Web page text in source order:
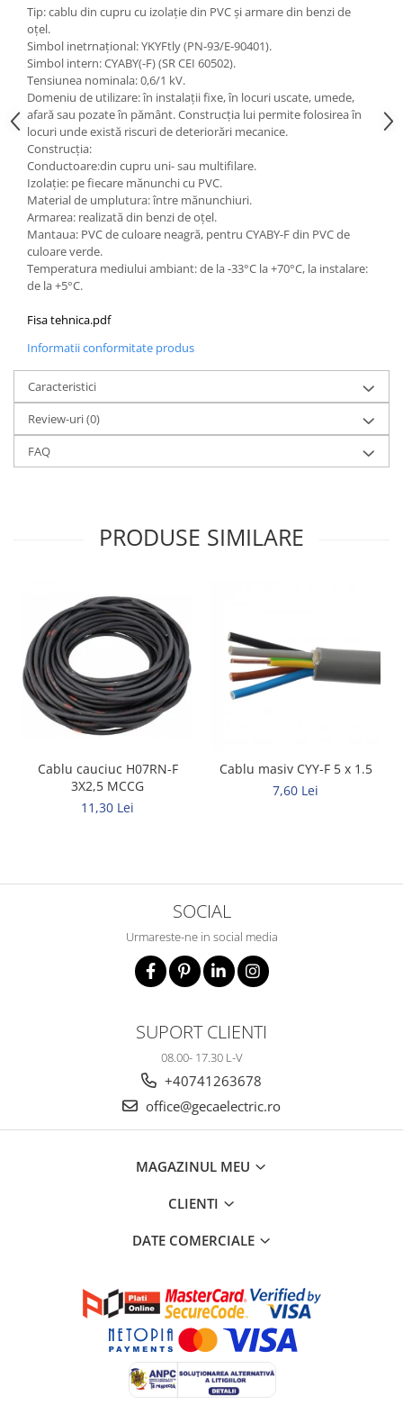
Cuple
Multiprize
PRIZE SI FISE INDUSTRIALE
Conector
Prize
Stechere ( fise )
AUTOMATIZARI, PROTECTII SI COMANDA
Contactori
Elemente de comanda si semnalizare
Relee
Separatoare de sarcina
MPR
Sigurante automate
Corpuri iluminat exterior
Surse de iluminat
Tablou organizare santier
Metalice
Policarbonat
MATERIALE ELECTRICE DIVERSE
Diverse
Senzori
Ventilatoare
Tip: cablu din cupru cu izolaţie din PVC şi armare din benzi de
oţel.
Simbol inetrnaţional: YKYFtly (PN-93/E-90401).
Simbol intern: CYABY(-F) (SR CEI 60502).
Tensiunea nominala: 0,6/1 kV.
Domeniu de utilizare: în instalaţii fixe, în locuri uscate, umede,
afară sau pozate în pământ. Construcţia lui permite folosirea în
locuri unde există riscuri de deteriorări mecanice.
Construcţia:
Conductoare:din cupru uni- sau multifilare.
Izolaţie: pe fiecare mănunchi cu PVC.
Material de umplutura: între mănunchiuri.
Armarea: realizată din benzi de oţel.
Mantaua: PVC de culoare neagră, pentru CYABY-F din PVC de
culoare verde.
Temperatura mediului ambiant: de la -33°C la +70°C, la instalare:
de la +5°C.
Fisa tehnica.pdf
Informatii conformitate produs
Caracteristici
Review-uri(0)
FAQ
PRODUSE SIMILARE
Cablu cauciuc H07RN-F
3X2,5 MCCG
11,30 Lei
Cablu masiv CYY-F 5 x 1.5
7,60 Lei
SOCIAL
Urmareste-ne in social media
SUPORT CLIENTI
08.00- 17.30 L-V
+40741263678
office@gecaelectric.ro
MAGAZINUL MEU
CLIENTI
DATE COMERCIALE